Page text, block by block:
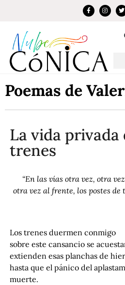
Poemas de
La vida privada
trenes
“En las vías otra vez, otra
otra vez al frente, los postes de
Los trenes duermen conmigo
sobre este cansancio se
extienden esas planchas de
hasta que el pánico del
muerte.